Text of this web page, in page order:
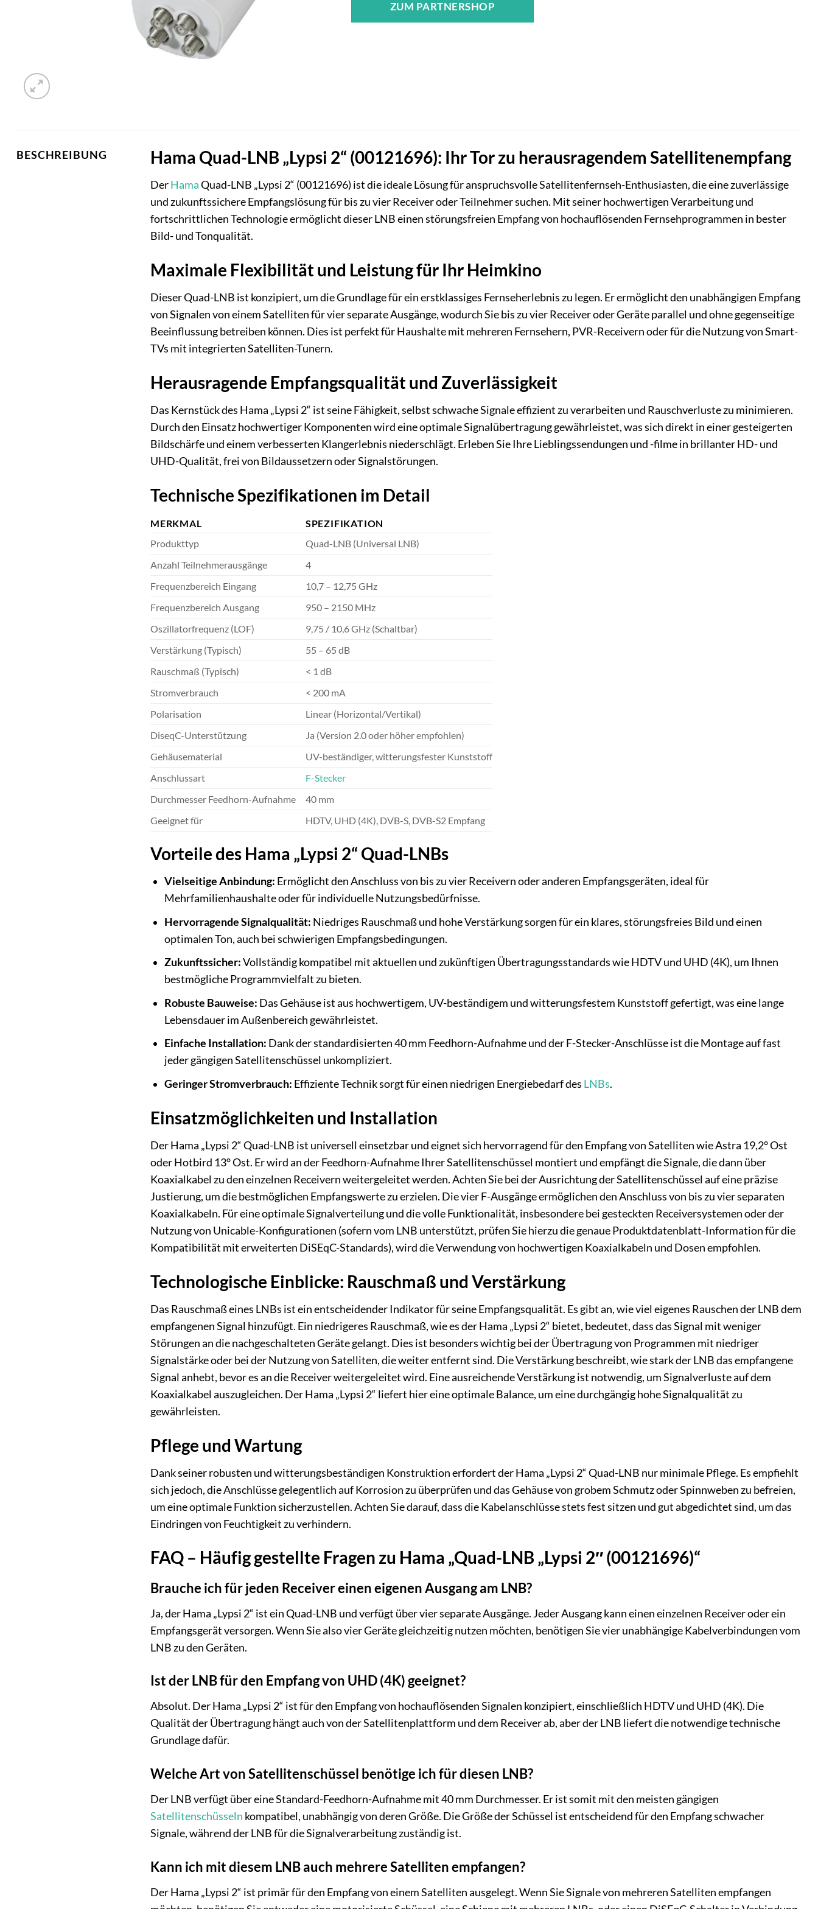
ZUM PARTNERSHOP
BESCHREIBUNG Hama Quad-LNB „Lypsi 2“ (00121696): Ihr Tor zu herausragendem Satellitenempfang
DerHamaQuad-LNB „Lypsi 2“ (00121696) ist die ideale Lösung für anspruchsvolle Satellitenfernseh-Enthusiasten, die eine zuverlässige
und zukunftssichere Empfangslösung für bis zu vier Receiver oder Teilnehmer suchen. Mit seiner hochwertigen Verarbeitung und
fortschrittlichen Technologie ermöglicht dieser LNB einen störungsfreien Empfang von hochauflösenden Fernsehprogrammen in bester
Bild- und Tonqualität.
Maximale Flexibilität und Leistung für Ihr Heimkino
Dieser Quad-LNB ist konzipiert, um die Grundlage für ein erstklassiges Fernseherlebnis zu legen. Er ermöglicht den unabhängigen Empfang
von Signalen von einem Satelliten für vier separate Ausgänge, wodurch Sie bis zu vier Receiver oder Geräte parallel und ohne gegenseitige
Beeinflussung betreiben können. Dies ist perfekt für Haushalte mit mehreren Fernsehern, PVR-Receivern oder für die Nutzung von Smart-
TVs mit integrierten Satelliten-Tunern.
Herausragende Empfangsqualität und Zuverlässigkeit
Das Kernstück des Hama „Lypsi 2“ ist seine Fähigkeit, selbst schwache Signale effizient zu verarbeiten und Rauschverluste zu minimieren.
Durch den Einsatz hochwertiger Komponenten wird eine optimale Signalübertragung gewährleistet, was sich direkt in einer gesteigerten
Bildschärfe und einem verbesserten Klangerlebnis niederschlägt. Erleben Sie Ihre Lieblingssendungen und -filme in brillanter HD- und
UHD-Qualität, frei von Bildaussetzern oder Signalstörungen.
Technische Spezifikationen im Detail
MERKMAL
SPEZIFIKATION
Produkttyp
Quad-LNB (Universal LNB)
Anzahl Teilnehmerausgänge
4
Frequenzbereich Eingang
10,7 – 12,75 GHz
Frequenzbereich Ausgang
950 – 2150 MHz
Oszillatorfrequenz (LOF)
9,75 / 10,6 GHz (Schaltbar)
Verstärkung (Typisch)
55 – 65 dB
Rauschmaß (Typisch)
< 1 dB
Stromverbrauch
< 200 mA
Polarisation
Linear (Horizontal/Vertikal)
DiseqC-Unterstützung
Ja (Version 2.0 oder höher empfohlen)
Gehäusematerial
UV-beständiger, witterungsfester Kunststoff
Anschlussart
F-Stecker
Durchmesser Feedhorn-Aufnahme
40 mm
Geeignet für
HDTV, UHD (4K), DVB-S, DVB-S2 Empfang
Vorteile des Hama „Lypsi 2“ Quad-LNBs
Vielseitige Anbindung: Ermöglicht den Anschluss von bis zu vier Receivern oder anderen Empfangsgeräten, ideal für
Mehrfamilienhaushalte oder für individuelle Nutzungsbedürfnisse.
Hervorragende Signalqualität: Niedriges Rauschmaß und hohe Verstärkung sorgen für ein klares, störungsfreies Bild und einen
optimalen Ton, auch bei schwierigen Empfangsbedingungen.
Zukunftssicher:Vollständig kompatibel mit aktuellen und zukünftigen Übertragungsstandards wie HDTV und UHD (4K), um Ihnen
bestmögliche Programmvielfalt zu bieten.
Robuste Bauweise: Das Gehäuse ist aus hochwertigem, UV-beständigem und witterungsfestem Kunststoff gefertigt, was eine lange
Lebensdauer im Außenbereich gewährleistet.
Einfache Installation: Dank der standardisierten 40 mm Feedhorn-Aufnahme und der F-Stecker-Anschlüsse ist die Montage auf fast
jeder gängigen Satellitenschüssel unkompliziert.
Geringer Stromverbrauch: Effiziente Technik sorgt für einen niedrigen Energiebedarf des LNBs.
Einsatzmöglichkeiten und Installation
Der Hama „Lypsi 2“ Quad-LNB ist universell einsetzbar und eignet sich hervorragend für den Empfang von Satelliten wie Astra 19,2° Ost
oder Hotbird 13° Ost. Er wird an der Feedhorn-Aufnahme Ihrer Satellitenschüssel montiert und empfängt die Signale, die dann über
Koaxialkabel zu den einzelnen Receivern weitergeleitet werden. Achten Sie bei der Ausrichtung der Satellitenschüssel auf eine präzise
Justierung, um die bestmöglichen Empfangswerte zu erzielen. Die vier F-Ausgänge ermöglichen den Anschluss von bis zu vier separaten
Koaxialkabeln. Für eine optimale Signalverteilung und die volle Funktionalität, insbesondere bei gesteckten Receiversystemen oder der
Nutzung von Unicable-Konfigurationen (sofern vom LNB unterstützt, prüfen Sie hierzu die genaue Produktdatenblatt-Information für die
Kompatibilität mit erweiterten DiSEqC-Standards), wird die Verwendung von hochwertigen Koaxialkabeln und Dosen empfohlen.
Technologische Einblicke: Rauschmaß und Verstärkung
Das Rauschmaß eines LNBs ist ein entscheidender Indikator für seine Empfangsqualität. Es gibt an, wie viel eigenes Rauschen der LNB dem
empfangenen Signal hinzufügt. Ein niedrigeres Rauschmaß, wie es der Hama „Lypsi 2“ bietet, bedeutet, dass das Signal mit weniger
Störungen an die nachgeschalteten Geräte gelangt. Dies ist besonders wichtig bei der Übertragung von Programmen mit niedriger
Signalstärke oder bei der Nutzung von Satelliten, die weiter entfernt sind. Die Verstärkung beschreibt, wie stark der LNB das empfangene
Signal anhebt, bevor es an die Receiver weitergeleitet wird. Eine ausreichende Verstärkung ist notwendig, um Signalverluste auf dem
Koaxialkabel auszugleichen. Der Hama „Lypsi 2“ liefert hier eine optimale Balance, um eine durchgängig hohe Signalqualität zu
gewährleisten.
Pflege und Wartung
Dank seiner robusten und witterungsbeständigen Konstruktion erfordert der Hama „Lypsi 2“ Quad-LNB nur minimale Pflege. Es empfiehlt
sich jedoch, die Anschlüsse gelegentlich auf Korrosion zu überprüfen und das Gehäuse von grobem Schmutz oder Spinnweben zu befreien,
um eine optimale Funktion sicherzustellen. Achten Sie darauf, dass die Kabelanschlüsse stets fest sitzen und gut abgedichtet sind, um das
Eindringen von Feuchtigkeit zu verhindern.
FAQ – Häufig gestellte Fragen zu Hama „Quad-LNB „Lypsi 2″ (00121696)“
Brauche ich für jeden Receiver einen eigenen Ausgang am LNB?
Ja, der Hama „Lypsi 2“ ist ein Quad-LNB und verfügt über vier separate Ausgänge. Jeder Ausgang kann einen einzelnen Receiver oder ein
Empfangsgerät versorgen. Wenn Sie also vier Geräte gleichzeitig nutzen möchten, benötigen Sie vier unabhängige Kabelverbindungen vom
LNB zu den Geräten.
Ist der LNB für den Empfang von UHD (4K) geeignet?
Absolut. Der Hama „Lypsi 2“ ist für den Empfang von hochauflösenden Signalen konzipiert, einschließlich HDTV und UHD (4K). Die
Qualität der Übertragung hängt auch von der Satellitenplattform und dem Receiver ab, aber der LNB liefert die notwendige technische
Grundlage dafür.
Welche Art von Satellitenschüssel benötige ich für diesen LNB?
Der LNB verfügt über eine Standard-Feedhorn-Aufnahme mit 40 mm Durchmesser. Er ist somit mit den meisten gängigen
Satellitenschüsseln kompatibel, unabhängig von deren Größe. Die Größe der Schüssel ist entscheidend für den Empfang schwacher
Signale, während der LNB für die Signalverarbeitung zuständig ist.
Kann ich mit diesem LNB auch mehrere Satelliten empfangen?
Der Hama „Lypsi 2“ ist primär für den Empfang von einem Satelliten ausgelegt. Wenn Sie Signale von mehreren Satelliten empfangen